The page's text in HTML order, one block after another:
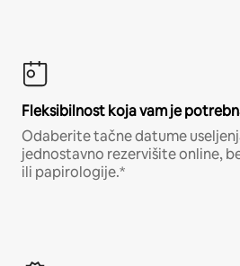
Fleksibilnost koja vam je
Odaberite tačne datume
jednostavno rezervišite online,
ili papirologije.*